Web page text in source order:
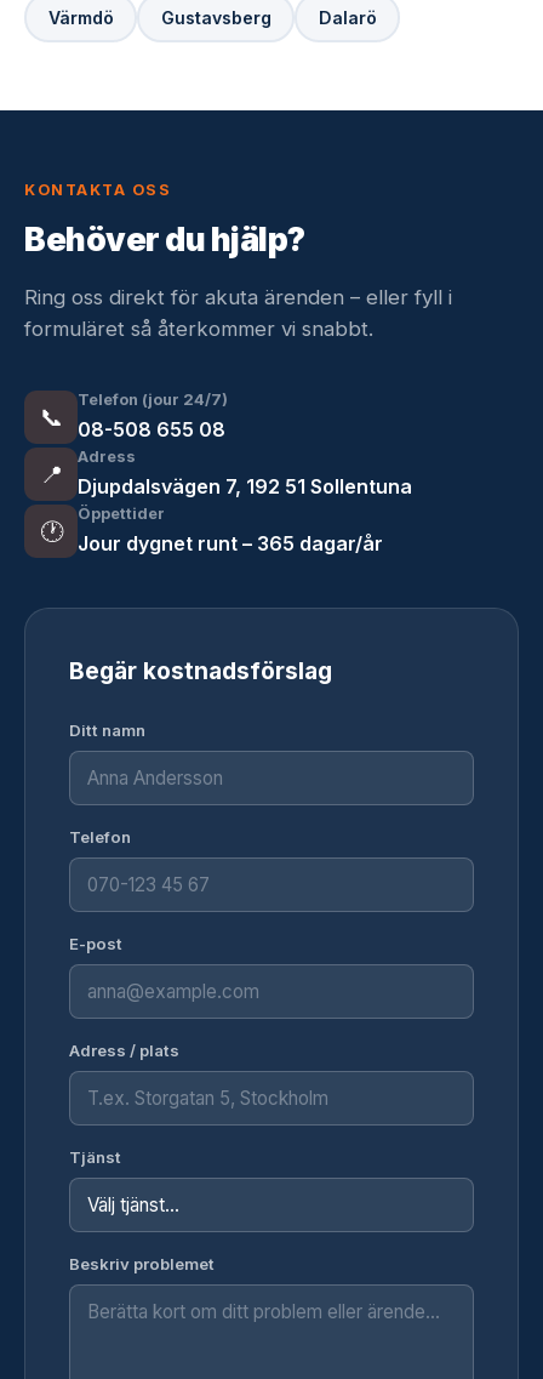
Värmdö Gustavsberg Dalarö
KONTAKTA OSS
Behöver du hjälp?
Ring oss direkt för akuta ärenden – eller fyll i
formuläret så återkommer vi snabbt.
📞
Telefon (jour 24/7)
08-508 655 08
📍
Adress
Djupdalsvägen 7, 192 51 Sollentuna
🕐
Öppettider
Jour dygnet runt – 365 dagar/år
Begär kostnadsförslag
Ditt namn
Telefon
E-post
Adress / plats
Tjänst
Beskriv problemet